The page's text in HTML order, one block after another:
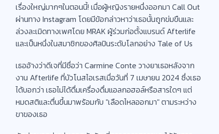
เรื่องใหญ่มากๆในตอนนี้! เมื่อผู้หญิงรายหนึ่งออกมา Call Out
ผ่านทาง Instagram โดยมีข้อกล่าวหาว่าเธอนั้นถูกข่มขืนและ
ล่วงละเมิดทางเพศโดย MRAK ผู้ร่วมก่อตั้งแบรนด์ Afterlife
และเป็นหนึ่งในสมาชิกของศิลปินระดับโลกอย่าง Tale of Us
เธออ้างว่าดีเจที่มีชื่อว่า Carmine Conte วางยาเธอหลังจาก
งาน Afterlife ที่บัวโนสไอเรสเมื่อวันที่ 7 เมษายน 2024 ซึ่งเธอ
ได้บอกว่า เธอไม่ได้ดื่มเครื่องดื่มแอลกอฮอล์หรือสารใดๆ แต่
หมดสติและตื่นขึ้นมาพร้อมกับ "เลือดไหลออกมา" ตามระหว่าง
ขาของเธอ